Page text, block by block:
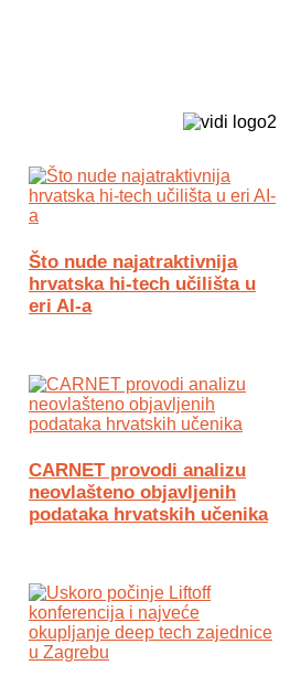
Što nude najatraktivnija
hrvatska hi-tech učilišta u
eri AI-a
CARNET provodi analizu
neovlašteno objavljenih
podataka hrvatskih učenika